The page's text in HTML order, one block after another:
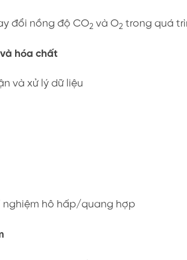
đổi nồng độ CO2 và O2 trong quá
hóa chất
và xử lý dữ liệu
nghiệm hô hấp/quang hợp